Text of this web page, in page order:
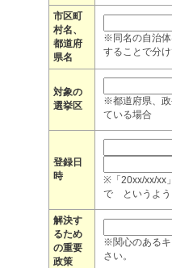
市区町
村名、
都道府
県名
※同名の自治体
することで分
対象の
選挙区
※都道府県、政
ている場合
登録日
時
※「20xx/xx/xx
で というよう
解決す
るため
の重要
政策
※関心のあるキ
さい。